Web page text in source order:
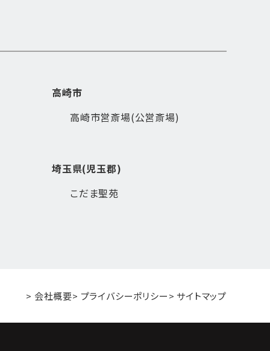
高崎市
高崎市営斎場(公営斎場)
埼玉県(児玉郡)
こだま聖苑
> 会社概要> プライバシーポリシー> サイトマップ